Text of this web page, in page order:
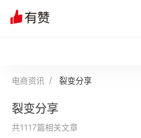
私域日历
电商资讯 裂变分享
裂变分享
共1117篇相关文章